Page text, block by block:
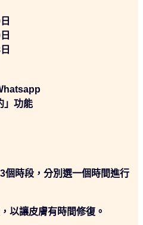
」功能
個時段，分別選⼀個時間進⾏
以讓皮膚有時間修復。